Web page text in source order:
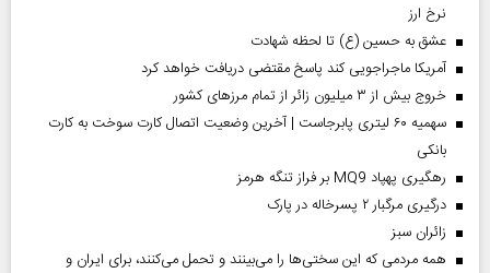
نرخ ارز
عشق به حسین (ع) تا لحظه شهادت
آمریکا ماجراجویی کند پاسخ مقتضی دریافت خواهد کرد
خروج بیش از ۳ میلیون زائر از تمام مرز‌های کشور
سهمیه ۶۰ لیتری پابرجاست | آخرین وضعیت اتصال کارت سوخت به کارت
بانکی
رهگیری پهپاد MQ9 بر فراز تنگه هرمز
درگیری مرگبار ۲ پسرخاله در پارک
‌زائران سبز
همه مردمی که این سختی‌ها را می‌بینند و تحمل می‌کنند، برای ایران و